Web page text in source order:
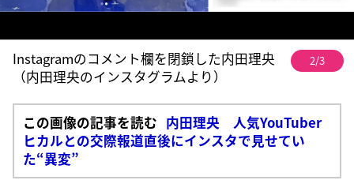
Instagramのコメント欄を閉鎖した内田理央
（内田理央のインスタグラムより）
2/3
この画像の記事を読む 内田理央 人気YouTuber
ヒカルとの交際報道直後にインスタで見せてい
た“異変”